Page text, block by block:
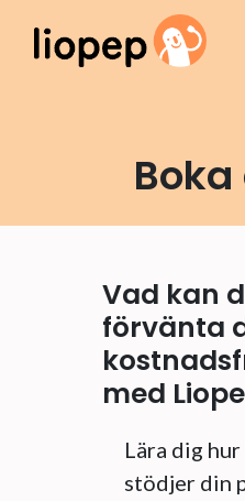
Vad kan
förvänta
med
Lära dig
stödjer din